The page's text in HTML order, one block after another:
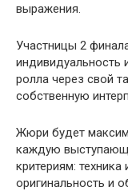
выражения.
Участницы 2
индивидуальность
ролла через свой
собственную
Жюри будет
каждую
критериям:
оригинальность и